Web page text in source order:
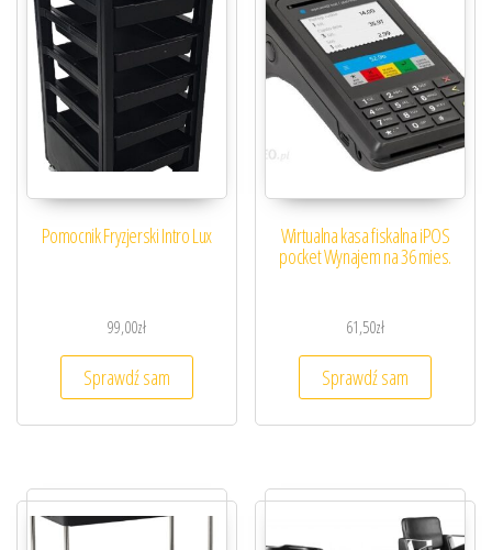
Pomocnik Fryzjerski Intro Lux
99,00zł
Sprawdź sam
Wirtualna kasa fiskalna iPOS
pocket Wynajem na 36 mies.
61,50zł
Sprawdź sam